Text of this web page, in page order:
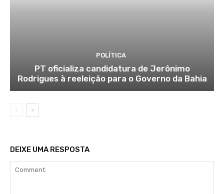
POLÍTICA
PT oficializa candidatura de Jerônimo
Rodrigues à reeleição para o Governo da Bahia
DEIXE UMA RESPOSTA